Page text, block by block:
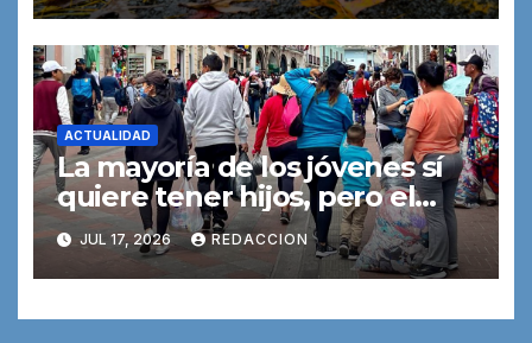
ACTUALIDAD
La mayoría de los jóvenes sí
quiere tener hijos, pero el
dinero y la vivienda lo
dificultan
JUL 17, 2026 REDACCION